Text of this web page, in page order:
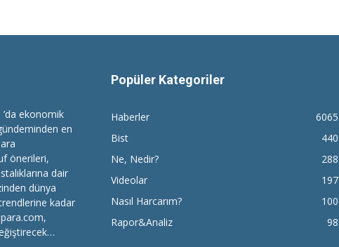
’da ekonomik
en
önerileri,
dair
dünya
kadar
Popüler Kategoriler
Haberler
6065
Bist
440
Ne, Nedir?
288
Videolar
197
Nasıl Harcarım?
100
Rapor&Analiz
98